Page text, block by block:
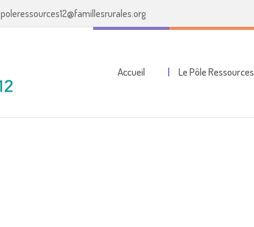
poleressources12@famillesrurales.org
Accueil Le Pôle Ressources